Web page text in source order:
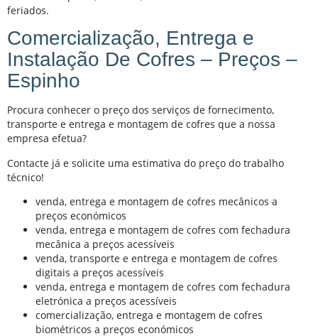
feriados.
Comercialização, Entrega e
Instalação De Cofres – Preços –
Espinho
Procura conhecer o preço dos serviços de fornecimento,
transporte e entrega e montagem de cofres que a nossa
empresa efetua?
Contacte já e solicite uma estimativa do preço do trabalho
técnico!
venda, entrega e montagem de cofres mecânicos a
preços económicos
venda, entrega e montagem de cofres com fechadura
mecânica a preços acessíveis
venda, transporte e entrega e montagem de cofres
digitais a preços acessíveis
venda, entrega e montagem de cofres com fechadura
eletrónica a preços acessíveis
comercialização, entrega e montagem de cofres
biométricos a preços económicos